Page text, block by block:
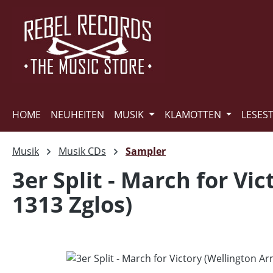
Hauptinhalt springen
Zur Suche springen
Zur Hauptnavigation springen
HOME NEUHEITEN MUSIK KLAMOTTEN
Musik Musik CDs Sampler
3er Split - March for
1313 Zglos)